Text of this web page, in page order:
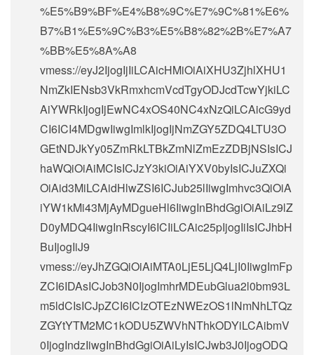
%E5%B9%BF%E4%B8%9C%E7%9C%81%E6%
B7%B1%E5%9C%B3%E5%B8%82%2B%E7%A7
%BB%E5%8A%A8
vmess://eyJ2IjogIjIiLCAicHMiOiAiXHU3ZjhlXHU1
NmZkIENsb3VkRmxhcmVcdTgyODJcdTcwYjkiLC
AiYWRkIjogIjEwNC4xOS40NC4xNzQiLCAicG9yd
CI6ICI4MDgwIiwgImlkIjogIjNmZGY5ZDQ4LTU3O
GEtNDJkYy05ZmRkLTBkZmNlZmEzZDBjNSIsICJ
haWQiOiAiMCIsICJzY3kiOiAiYXV0byIsICJuZXQi
OiAid3MiLCAidHlwZSI6ICJub25lIiwgImhvc3QiOiA
iYW1kMi43MjAyMDgueHl6IiwgInBhdGgiOiAiLz9lZ
D0yMDQ4IiwgInRscyI6ICIiLCAic25pIjogIiIsICJhbH
BuIjogIiJ9
vmess://eyJhZGQiOiAiMTA0LjE5LjQ4LjI0IiwgImFp
ZCI6IDAsICJob3N0IjogImhrMDEubGlua2l0bm93L
m5ldCIsICJpZCI6ICIzOTEzNWEzOS1lNmNhLTQz
ZGYtYTM2MC1kODU5ZWVhNThkODYiLCAibmV
0IjogIndzIiwgInBhdGgiOiAiLyIsICJwb3J0IjogODQ